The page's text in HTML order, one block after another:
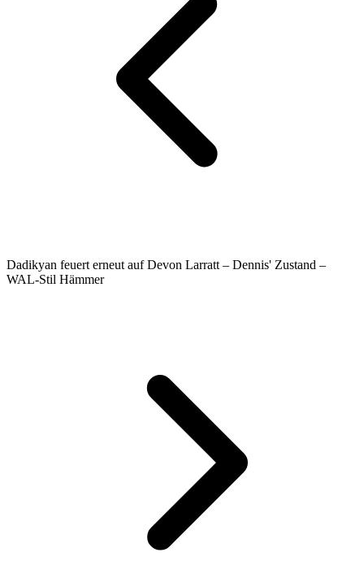
Dadikyan feuert erneut auf Devon Larratt – Dennis' Zustand –
WAL-Stil Hämmer